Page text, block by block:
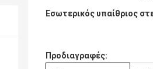
Εσωτερικός υπαίθριος
Προδιαγραφές: